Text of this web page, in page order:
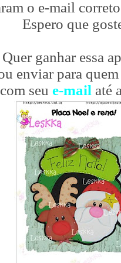
o e-mail
Espero que
Quer ganhar essa
enviar para
seu e-mail até